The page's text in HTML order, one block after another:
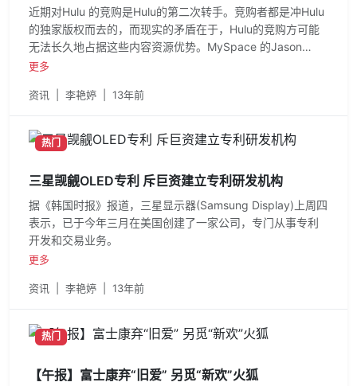
近期对Hulu 的竞购是Hulu的第二次转手。竞购者都是冲Hulu
的独家版权而去的，而现实的矛盾在于，Hulu的竞购方可能
无法长久地占据这些内容资源优势。MySpace 的Jason
Hirschhorn 非常精妙地描述了当下
更多
资讯 李艳婷 13年前
热门
三星觊觎OLED专利 斥巨资建立专利研发机构
据《韩国时报》报道，三星显示器(Samsung Display)上周四
表示，已于今年三月在美国创建了一家公司，专门从事专利
开发和交易业务。
更多
资讯 李艳婷 13年前
热门
【午报】富士康弃“旧爱” 另觅“新欢”火狐